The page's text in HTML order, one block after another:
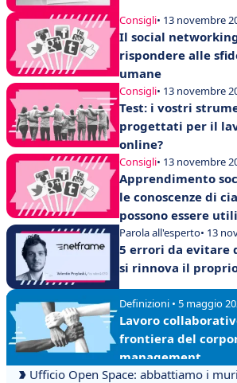
Consigli• 13 novembre
Il social
rispondere alle
umane
Consigli• 13 novembre
Test: i vostri
progettati per il
online?
Consigli• 13 novembre
Apprendimento
le conoscenze di
possono essere
Parola all'esperto• 13
5 errori da evitare
si rinnova il proprio
Definizioni • 5 maggio
Lavoro
frontiera del
management
Ufficio Open Space: abbattiamo i